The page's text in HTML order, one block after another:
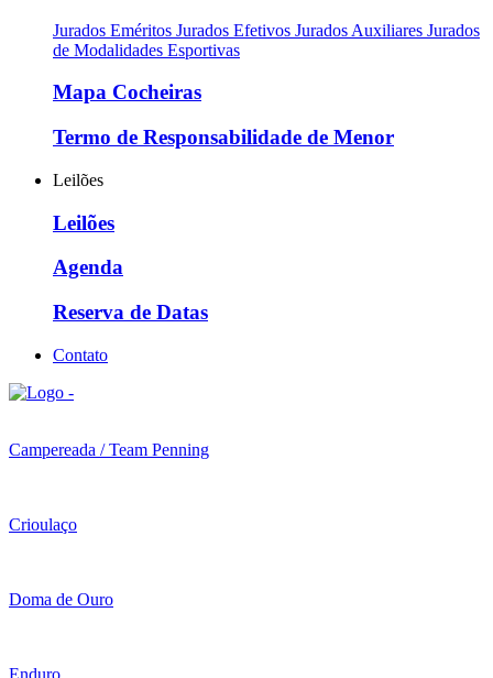
Jurados Eméritos Jurados Efetivos Jurados Auxiliares Jurados
de Modalidades Esportivas
Mapa Cocheiras
Termo de Responsabilidade de Menor
Leilões
Leilões
Agenda
Reserva de Datas
Contato
Campereada / Team Penning
Crioulaço
Doma de Ouro
Enduro